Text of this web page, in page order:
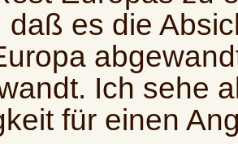
daß es die
Ich sehe
für einen